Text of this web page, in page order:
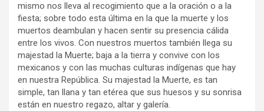
mismo nos lleva al recogimiento que a la oración o a la
fiesta; sobre todo esta última en la que la muerte y los
muertos deambulan y hacen sentir su presencia cálida
entre los vivos. Con nuestros muertos también llega su
majestad la Muerte; baja a la tierra y convive con los
mexicanos y con las muchas culturas indígenas que hay
en nuestra República. Su majestad la Muerte, es tan
simple, tan llana y tan etérea que sus huesos y su sonrisa
están en nuestro regazo, altar y galería.